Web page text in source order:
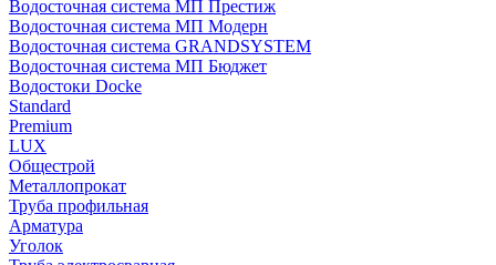
Водосточная система МП Престиж
Водосточная система МП Модерн
Водосточная система GRANDSYSTEM
Водосточная система МП Бюджет
Водостоки Docke
Standard
Premium
LUX
Общестрой
Металлопрокат
Труба профильная
Арматура
Уголок